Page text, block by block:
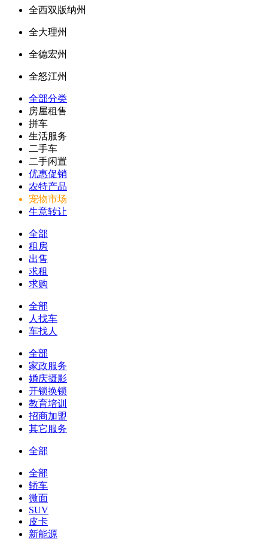
全西双版纳州
全大理州
全德宏州
全怒江州
全部分类
房屋租售
拼车
生活服务
二手车
二手闲置
优惠促销
农特产品
宠物市场
生意转让
全部
租房
出售
求租
求购
全部
人找车
车找人
全部
家政服务
婚庆摄影
开锁换锁
教育培训
招商加盟
其它服务
全部
全部
轿车
微面
SUV
皮卡
新能源